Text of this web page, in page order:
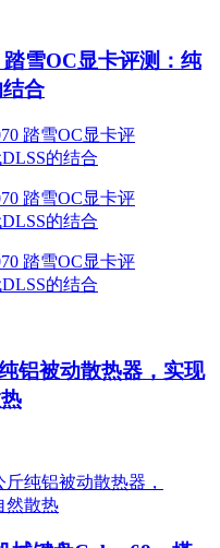
雪OC显卡评测：纯
合
铝被动散热器，实现